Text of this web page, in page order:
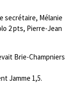
secrétaire, Mélanie
2 pts, Pierre-Jean
Brie-Champniers
Jamme 1,5.